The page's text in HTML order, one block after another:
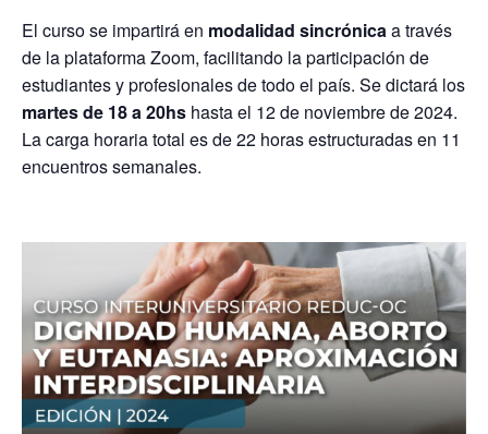
El curso se impartirá en modalidad sincrónicaa través
de la plataforma Zoom, facilitando la participación de
estudiantes y profesionales de todo el país. Se dictará los
martes de 18 a 20hs hasta el 12 de noviembre de 2024.
La carga horaria total es de 22 horas estructuradas en 11
encuentros semanales.